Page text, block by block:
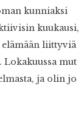
kunniaksi
kuukausi,
liittyviä
Lokakuussa mut
ja olin jo